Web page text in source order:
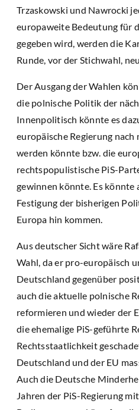
Trzaskowski und Nawrocki
europaweite Bedeutung für
gegeben wird, werden die
Runde, vor der Stichwahl,
Der Ausgang der Wahlen
die polnische Politik der
Innenpolitisch könnte es
europäische Regierung
werden könnte bzw. die
rechtspopulistische PiS-
gewinnen könnte. Es könnte
Festigung der bisherigen
Europa hin kommen.
Aus deutscher Sicht wäre
Wahl, da er pro-europäisch
Deutschland gegenüber
auch die aktuelle polnische
reformieren und wieder der
die ehemalige PiS-geführte
Rechtsstaatlichkeit
Deutschland und der EU
Auch die Deutsche
Jahren der PiS-Regierung